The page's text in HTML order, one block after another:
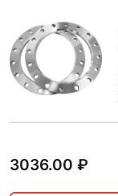
3036.00 ₽